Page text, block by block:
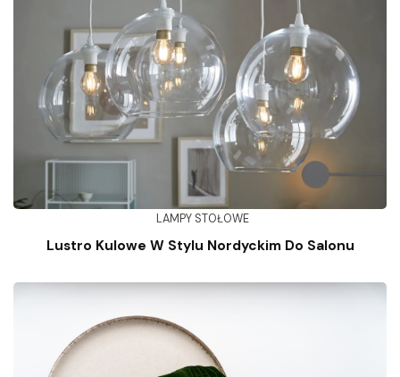
LAMPY STOŁOWE
Lustro Kulowe W Stylu Nordyckim Do Salonu